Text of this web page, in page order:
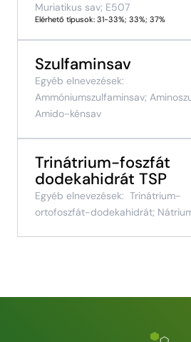
Muriatikus sav; E507
Elérhető típusok: 31-33%; 33%; 37%
Szulfaminsav
Egyéb elnevezések:
Ammóniumszulfaminsav;
Amido-kénsav
Trinátrium-foszfát
dodekahidrát TSP
Egyéb elnevezések: Trinátrium-
ortofoszfát-dodekahidrát;